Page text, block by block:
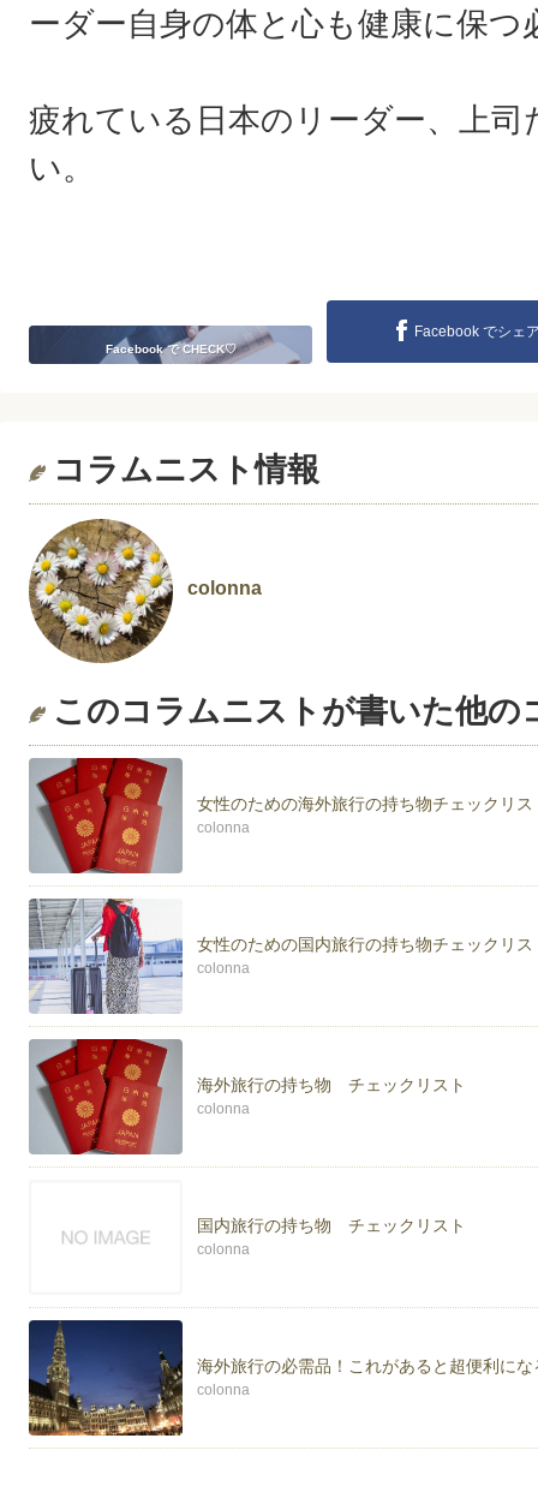
ーダー自身の体と心も健康に保
疲れている日本のリーダー、上
い。
Facebook で CHECK♡
Facebook でシェ
コラムニスト情報
colonna
このコラムニストが書いた他の
女性のための海外旅行の持ち物チェックリス
colonna
女性のための国内旅行の持ち物チェックリス
colonna
海外旅行の持ち物 チェックリスト
colonna
国内旅行の持ち物 チェックリスト
colonna
海外旅行の必需品！これがあると超便利に
colonna